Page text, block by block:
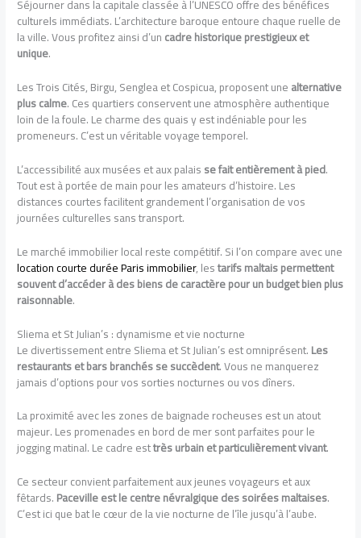
Séjourner dans la capitale classée à l’UNESCO offre des bénéfices
culturels immédiats. L’architecture baroque entoure chaque ruelle de
la ville. Vous profitez ainsi d’uncadre historique prestigieux et
unique.
Les Trois Cités, Birgu, Senglea et Cospicua, proposent unealternative
plus calme. Ces quartiers conservent une atmosphère authentique
loin de la foule. Le charme des quais y est indéniable pour les
promeneurs. C’est un véritable voyage temporel.
L’accessibilité aux musées et aux palaisse fait entièrement à pied.
Tout est à portée de main pour les amateurs d’histoire. Les
distances courtes facilitent grandement l’organisation de vos
journées culturelles sans transport.
Le marché immobilier local reste compétitif. Si l’on compare avec une
location courte durée Paris immobilier, lestarifs maltais permettent
souvent d’accéder à des biens de caractère pour un budget bien plus
raisonnable.
Sliema et St Julian’s : dynamisme et vie nocturne
Le divertissement entre Sliema et St Julian’s est omniprésent.Les
restaurants et bars branchés se succèdent. Vous ne manquerez
jamais d’options pour vos sorties nocturnes ou vos dîners.
La proximité avec les zones de baignade rocheuses est un atout
majeur. Les promenades en bord de mer sont parfaites pour le
jogging matinal. Le cadre esttrès urbain et particulièrement vivant.
Ce secteur convient parfaitement aux jeunes voyageurs et aux
fêtards.Paceville est le centre névralgique des soirées maltaises.
C’est ici que bat le cœur de la vie nocturne de l’île jusqu’à l’aube.